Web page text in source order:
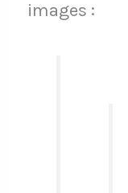
images :